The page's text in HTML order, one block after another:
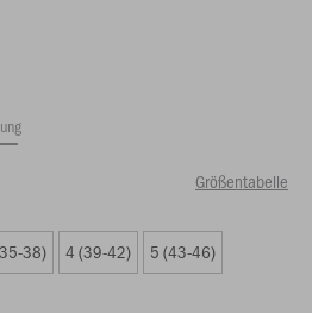
Größentabelle
38) 4 (39-42) 5 (43-46)